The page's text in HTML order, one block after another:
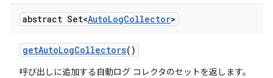
abstract Set<AutoLogCollector>
getAutoLogCollectors()
呼び出しに追加する自動ログ コレクタのセットを返します。